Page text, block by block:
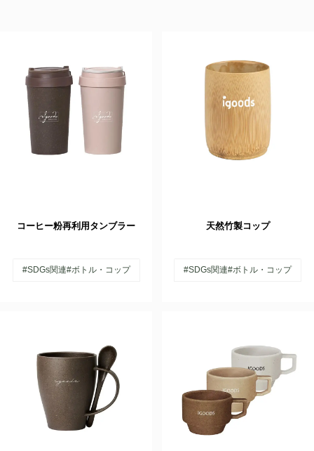
コーヒー粉再利用タンブラー
#SDGs関連#ボトル・コップ
天然竹製コップ
#SDGs関連#ボトル・コップ